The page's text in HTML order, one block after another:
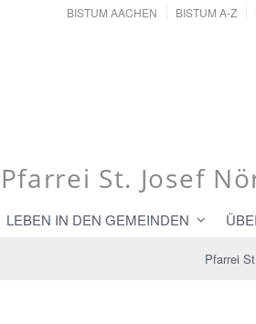
BISTUM AACHEN BISTUM A-Z
Pfarrei St. Josef
LEBEN IN DEN GEMEINDEN
Pfarrei